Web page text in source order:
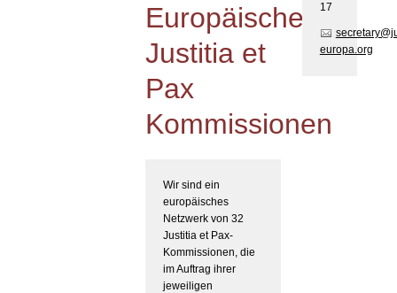
Europäischen
Justitia et
Pax
Kommissionen
Wir sind ein
europäisches
Netzwerk von 32
Justitia et Pax-
Kommissionen, die
im Auftrag ihrer
jeweiligen
17
europa.org